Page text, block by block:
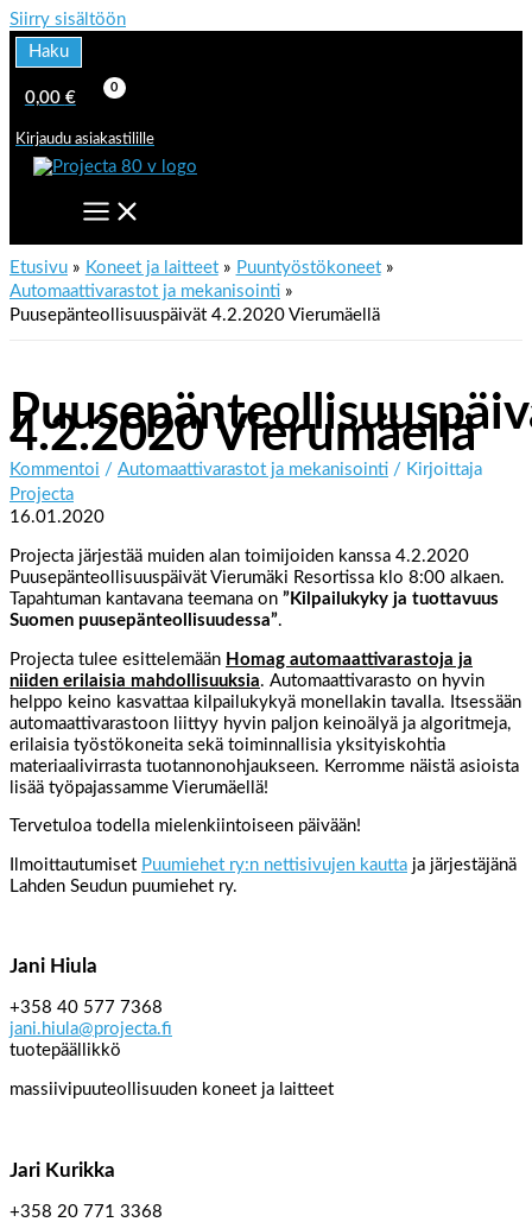
Siirry sisältöön
Haku
0,00 €
Kirjaudu asiakastilille
Etusivu Koneet ja laitteet
Puuntyöstökoneet
Automaattivarastot ja mekanisointi
Puusepänteollisuuspäivät 4.2.2020 Vierumäellä
4.2.2020 Vierumäellä
Kommentoi / Automaattivarastot ja mekanisointi / Kirjoittaja
Projecta
16.01.2020
Projecta järjestää muiden alan toimijoiden kanssa 4.2.2020
Puusepänteollisuuspäivät Vierumäki Resortissa klo 8:00 alkaen.
Tapahtuman kantavana teemana on ”Kilpailukyky ja tuottavuus
Suomen puusepänteollisuudessa”.
Projecta tulee esittelemään Homag automaattivarastoja ja
niiden erilaisia mahdollisuuksia. Automaattivarasto on hyvin
helppo keino kasvattaa kilpailukykyä monellakin tavalla. Itsessään
automaattivarastoon liittyy hyvin paljon keinoälyä ja algoritmeja,
erilaisia työstökoneita sekä toiminnallisia yksityiskohtia
materiaalivirrasta tuotannonohjaukseen. Kerromme näistä asioista
lisää työpajassamme Vierumäellä!
Tervetuloa todella mielenkiintoiseen päivään!
Ilmoittautumiset Puumiehet ry:n nettisivujen kautta ja järjestäjänä
Lahden Seudun puumiehet ry.
Jani Hiula
+358 40 577 7368
jani.hiula@projecta.fi
tuotepäällikkö
massiivipuuteollisuuden koneet ja laitteet
Jari Kurikka
+358 20 771 3368